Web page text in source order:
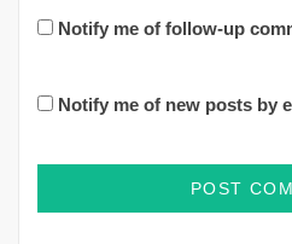
Notify me of follow-up
Notify me of new posts by